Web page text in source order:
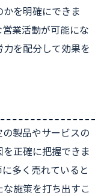
を明確にできま
業活動が可能にな
を配分して効果を
製品やサービスの
正確に把握できま
多く売れていると
施策を打ち出すこ